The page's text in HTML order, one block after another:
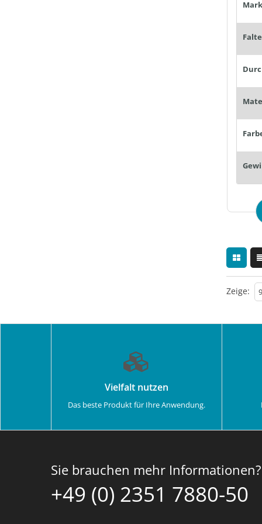
Zeige:
Vielfalt nutzen
Das beste Produkt für Ihre Anwendung.
Sie brauchen mehr Informationen?
+49 (0) 2351 7880-50